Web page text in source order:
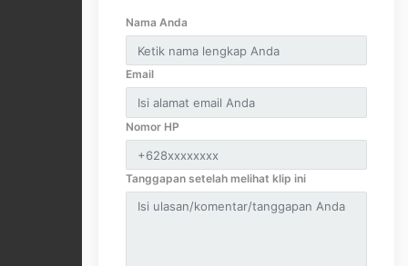
Nama Anda
Email
Nomor HP
Tanggapan setelah melihat klip ini